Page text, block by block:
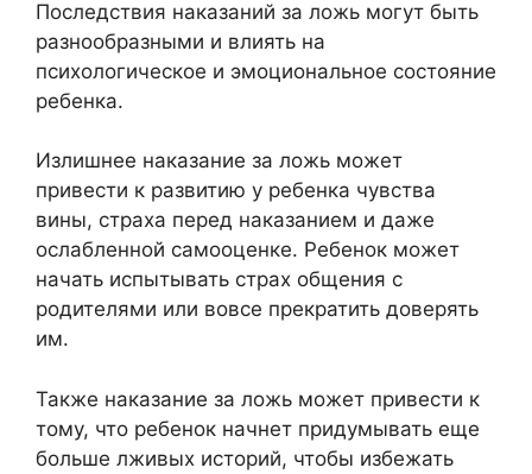
Последствия наказаний за ложь могут быть
разнообразными и влиять на
психологическое и эмоциональное состояние
ребенка.
Излишнее наказание за ложь может
привести к развитию у ребенка чувства
вины, страха перед наказанием и даже
ослабленной самооценке. Ребенок может
начать испытывать страх общения с
родителями или вовсе прекратить доверять
им.
Также наказание за ложь может привести к
тому, что ребенок начнет придумывать еще
больше лживых историй, чтобы избежать